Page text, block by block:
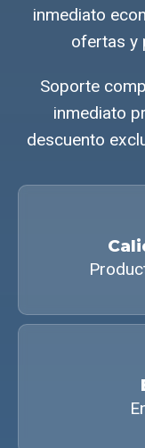
inmediato
ofertas y
Soporte
inmediato
descuento